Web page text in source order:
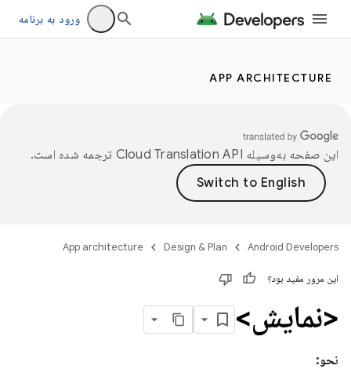
ورود به برنامه
APP ARCHITECTURE
این صفحه به‌وسیله ترجمه شده است.
Android Developers
Design & Plan
App architecture
این مرور مفید بود؟
<نمایش>
نحو: